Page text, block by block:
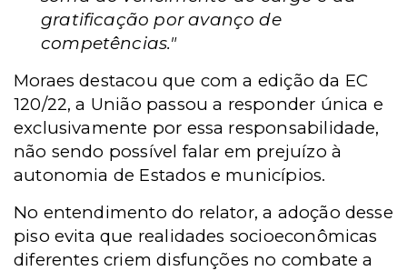
gratificação por avanço de
competências."
Moraes destacou que com a edição da EC
120/22, a União passou a responder única e
exclusivamente por essa responsabilidade,
não sendo possível falar em prejuízo à
autonomia de Estados e municípios.
No entendimento do relator, a adoção desse
piso evita que realidades socioeconômicas
diferentes criem disfunções no combate a